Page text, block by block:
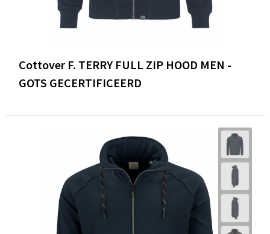
Cottover F. TERRY FULL ZIP HOOD MEN -
GOTS GECERTIFICEERD